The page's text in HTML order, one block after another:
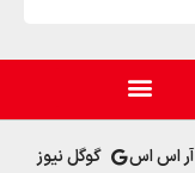
آر اس اس گوگل نیوز